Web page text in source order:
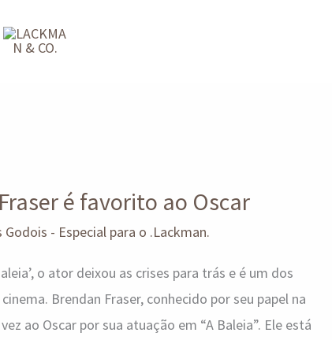
é favorito ao Oscar
Godois - Especial para o .Lackman.
o ator deixou as crises para trás e é um dos
Brendan Fraser, conhecido por seu papel na
ao Oscar por sua atuação em “A Baleia”. Ele está